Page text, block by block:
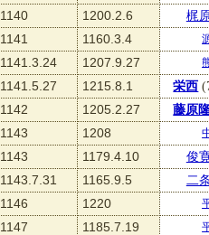
1140
1200.2.6
梶
1141
1160.3.4
1141.3.24 1207.9.27
1141.5.27 1215.8.1 栄西
1142
1205.2.27
藤原
1143
1208
1143 1179.4.10
俊
1143.7.31
1165.9.5
二
1146
1220
1147 1185.7.19